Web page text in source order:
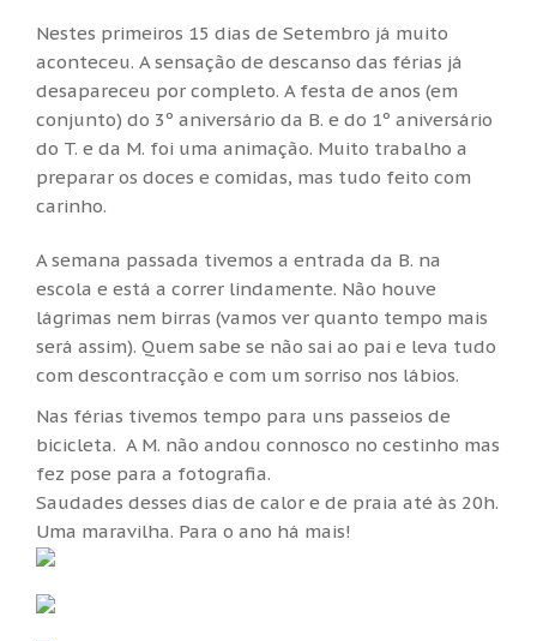
Nestes primeiros 15 dias de Setembro já muito
aconteceu. A sensação de descanso das férias já
desapareceu por completo. A festa de anos (em
conjunto) do 3º aniversário da B. e do 1º aniversário
do T. e da M. foi uma animação. Muito trabalho a
preparar os doces e comidas, mas tudo feito com
carinho.
A semana passada tivemos a entrada da B. na
escola e está a correr lindamente. Não houve
lágrimas nem birras (vamos ver quanto tempo mais
será assim). Quem sabe se não sai ao pai e leva tudo
com descontracção e com um sorriso nos lábios.
Nas férias tivemos tempo para uns passeios de
bicicleta. A M. não andou connosco no cestinho mas
fez pose para a fotografia.
Saudades desses dias de calor e de praia até às 20h.
Uma maravilha. Para o ano há mais!